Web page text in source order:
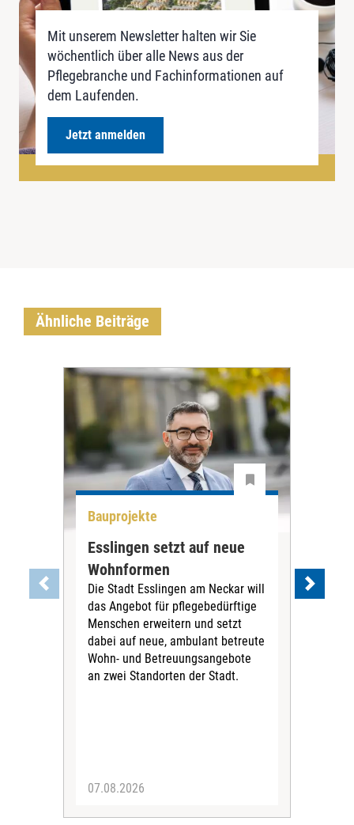
Mit unserem Newsletter halten wir Sie
wöchentlich über alle News aus der
Pflegebranche und Fachinformationen auf
dem Laufenden.
Jetzt anmelden
Ähnliche Beiträge
Bauprojekte
Esslingen setzt auf neue
Wohnformen
Die Stadt Esslingen am Neckar will
das Angebot für pflegebedürftige
Menschen erweitern und setzt
dabei auf neue, ambulant betreute
Wohn- und Betreuungsangebote
an zwei Standorten der Stadt.
07.08.2026